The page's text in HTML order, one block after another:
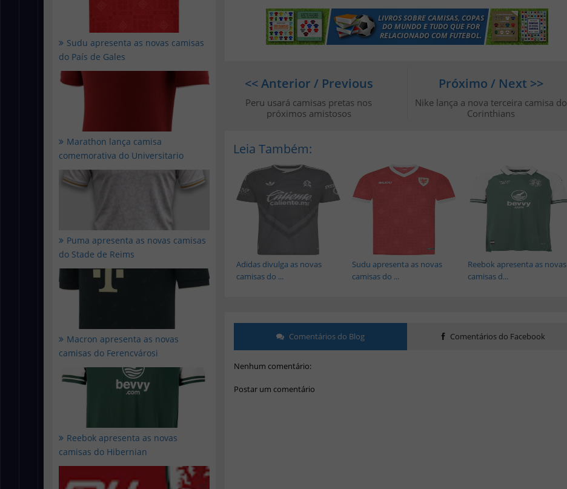
Sudu apresenta as novas camisas
do País de Gales
Marathon lança camisa
comemorativa do Universitario
Puma apresenta as novas camisas
do Stade de Reims
Macron apresenta as novas
camisas do Ferencvárosi
Reebok apresenta as novas
camisas do Hibernian
Próximo / Next >>
Nike lança a nova terceira camisa do
Corinthians
<< Anterior / Previous
Peru usará camisas pretas nos
próximos amistosos
Leia Também:
Reebok apresenta as novas
camisas d...
Sudu apresenta as novas
camisas do ...
Adidas divulga as novas
camisas do ...
Comentários do Blog Comentários do Facebook
Nenhum comentário:
Postar um comentário